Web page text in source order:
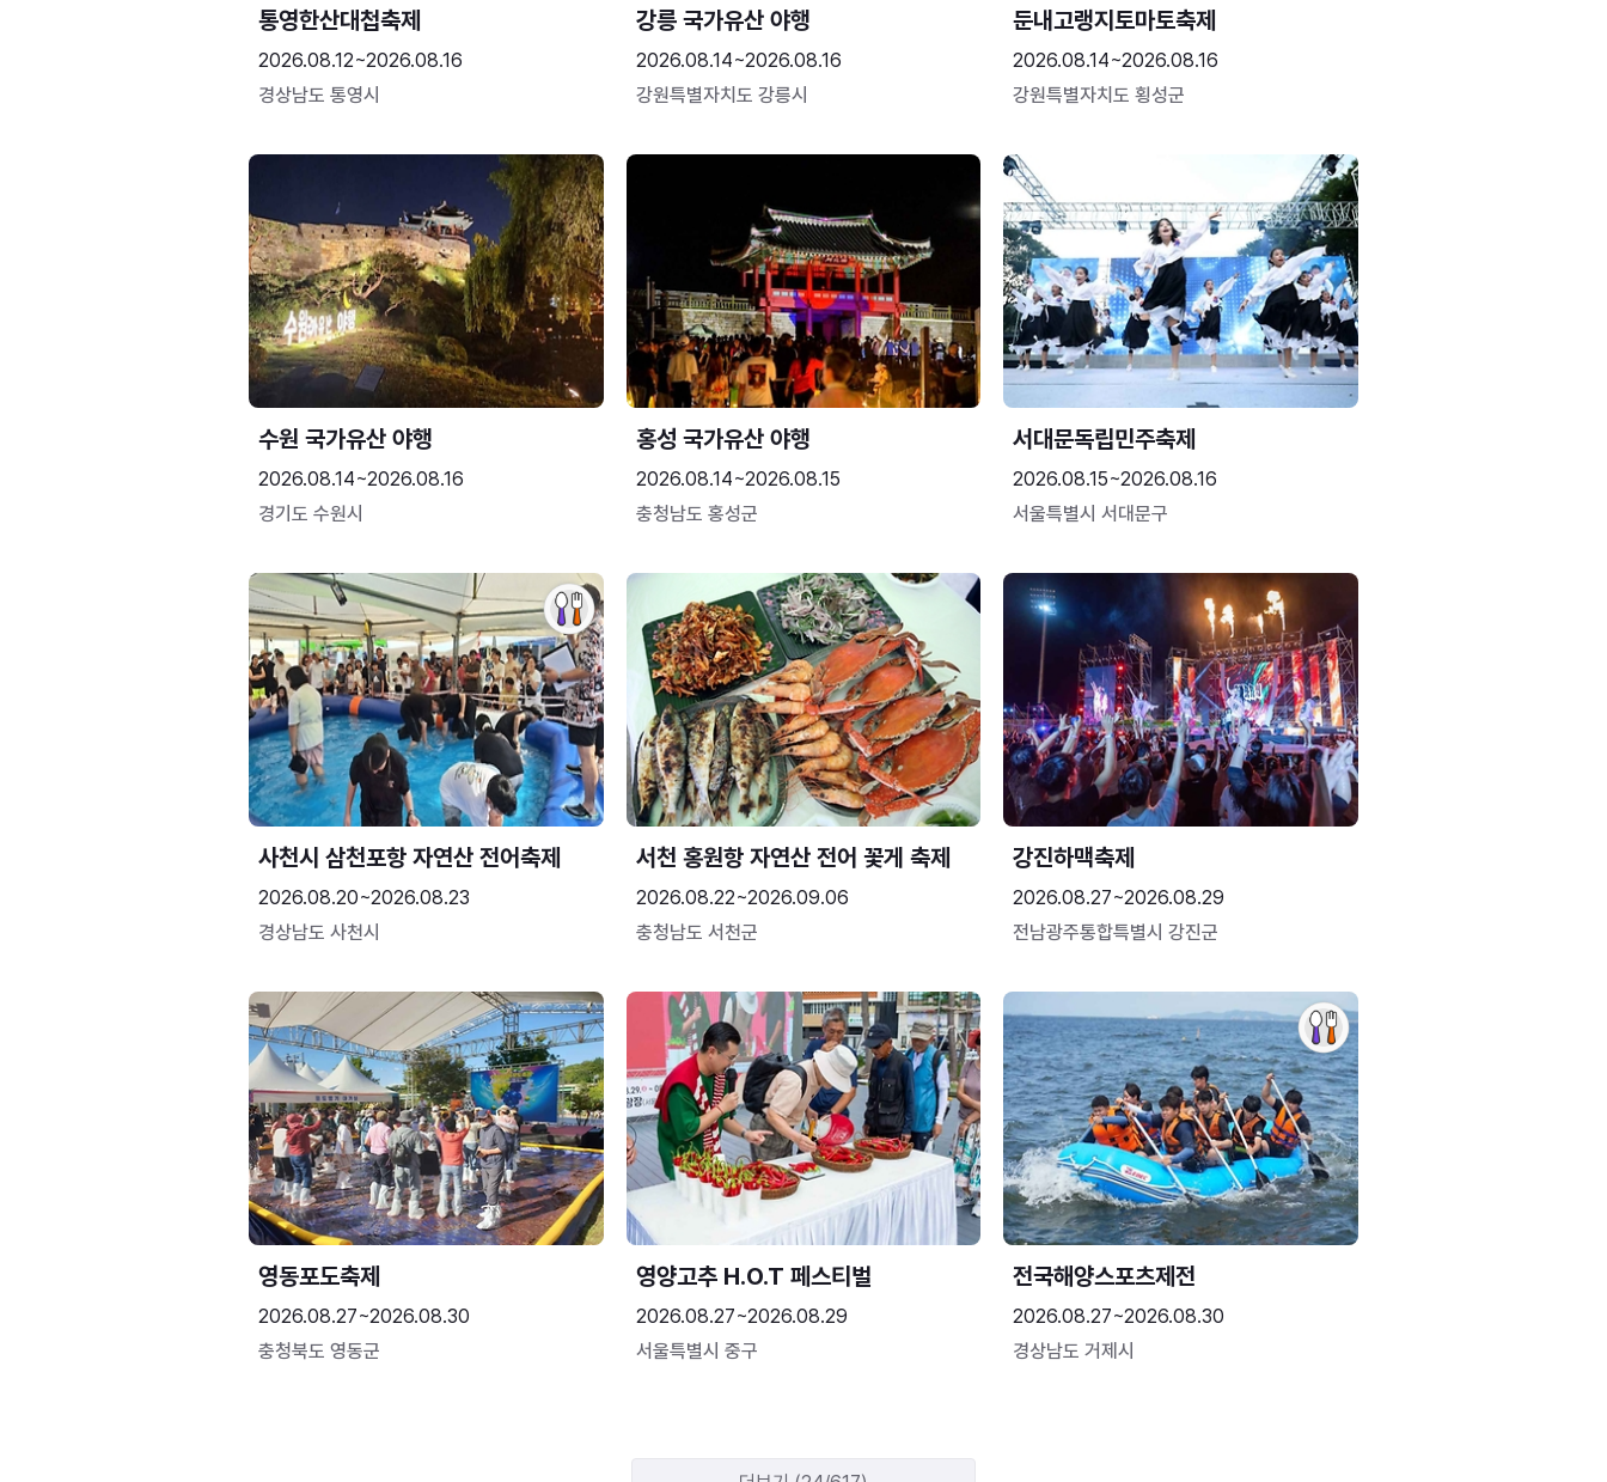
통영한산대첩축제
2026.08.12~2026.08.16
경상남도 통영시
강릉 국가유산 야행
2026.08.14~2026.08.16
강원특별자치도 강릉시
둔내고랭지토마토축제
2026.08.14~2026.08.16
강원특별자치도 횡성군
수원 국가유산 야행
2026.08.14~2026.08.16
경기도 수원시
홍성 국가유산 야행
2026.08.14~2026.08.15
충청남도 홍성군
서대문독립민주축제
2026.08.15~2026.08.16
서울특별시 서대문구
사천시 삼천포항 자연산 전어축제
2026.08.20~2026.08.23
경상남도 사천시
서천 홍원항 자연산 전어 꽃게 축제
2026.08.22~2026.09.06
충청남도 서천군
강진하맥축제
2026.08.27~2026.08.29
전남광주통합특별시 강진군
영동포도축제
2026.08.27~2026.08.30
충청북도 영동군
영양고추 H.O.T 페스티벌
2026.08.27~2026.08.29
서울특별시 중구
전국해양스포츠제전
2026.08.27~2026.08.30
경상남도 거제시